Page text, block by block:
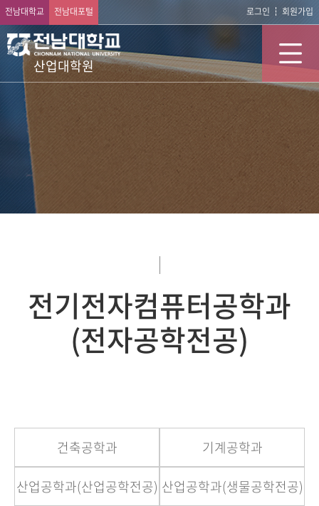
전남대학교 전남대포털 로그인 회원가입
산업대학원
전기전자컴퓨터공학과
(전자공학전공)
건축공학과 기계공학과
산업공학과(산업공학전공) 산업공학과(생물공학전공)